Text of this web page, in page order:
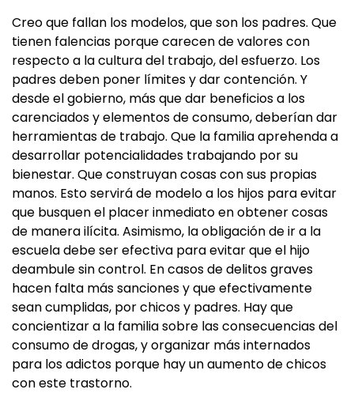
Creo que fallan los modelos, que son los padres. Que
tienen falencias porque carecen de valores con
respecto a la cultura del trabajo, del esfuerzo. Los
padres deben poner límites y dar contención. Y
desde el gobierno, más que dar beneficios a los
carenciados y elementos de consumo, deberían dar
herramientas de trabajo. Que la familia aprehenda a
desarrollar potencialidades trabajando por su
bienestar. Que construyan cosas con sus propias
manos. Esto servirá de modelo a los hijos para evitar
que busquen el placer inmediato en obtener cosas
de manera ilícita. Asimismo, la obligación de ir a la
escuela debe ser efectiva para evitar que el hijo
deambule sin control. En casos de delitos graves
hacen falta más sanciones y que efectivamente
sean cumplidas, por chicos y padres. Hay que
concientizar a la familia sobre las consecuencias del
consumo de drogas, y organizar más internados
para los adictos porque hay un aumento de chicos
con este trastorno.